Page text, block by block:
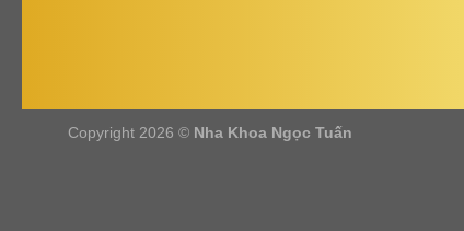
Copyright 2026 © Nha Khoa Ngọc Tuấn